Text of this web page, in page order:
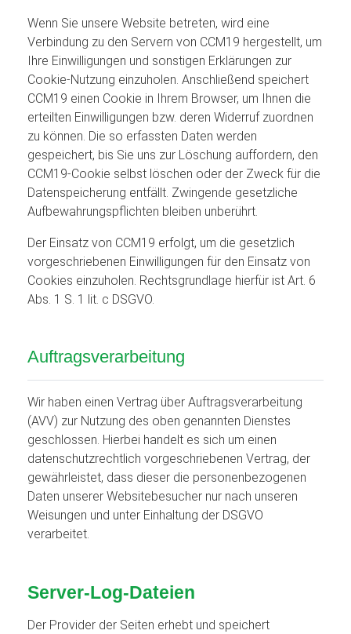
Wenn Sie unsere Website betreten, wird eine
Verbindung zu den Servern von CCM19 hergestellt, um
Ihre Einwilligungen und sonstigen Erklärungen zur
Cookie-Nutzung einzuholen. Anschließend speichert
CCM19 einen Cookie in Ihrem Browser, um Ihnen die
erteilten Einwilligungen bzw. deren Widerruf zuordnen
zu können. Die so erfassten Daten werden
gespeichert, bis Sie uns zur Löschung auffordern, den
CCM19-Cookie selbst löschen oder der Zweck für die
Datenspeicherung entfällt. Zwingende gesetzliche
Aufbewahrungspflichten bleiben unberührt.
Der Einsatz von CCM19 erfolgt, um die gesetzlich
vorgeschriebenen Einwilligungen für den Einsatz von
Cookies einzuholen. Rechtsgrundlage hierfür ist Art. 6
Abs. 1 S. 1 lit. c DSGVO.
Auftragsverarbeitung
Wir haben einen Vertrag über Auftragsverarbeitung
(AVV) zur Nutzung des oben genannten Dienstes
geschlossen. Hierbei handelt es sich um einen
datenschutzrechtlich vorgeschriebenen Vertrag, der
gewährleistet, dass dieser die personenbezogenen
Daten unserer Websitebesucher nur nach unseren
Weisungen und unter Einhaltung der DSGVO
verarbeitet.
Server-Log-Dateien
Der Provider der Seiten erhebt und speichert